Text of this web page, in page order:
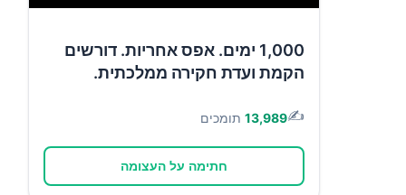
1,000 ימים. אפס אחריות. דורשים
הקמת ועדת חקירה ממלכתית.
✍️
13,989 תומכים
חתימה על העצומה